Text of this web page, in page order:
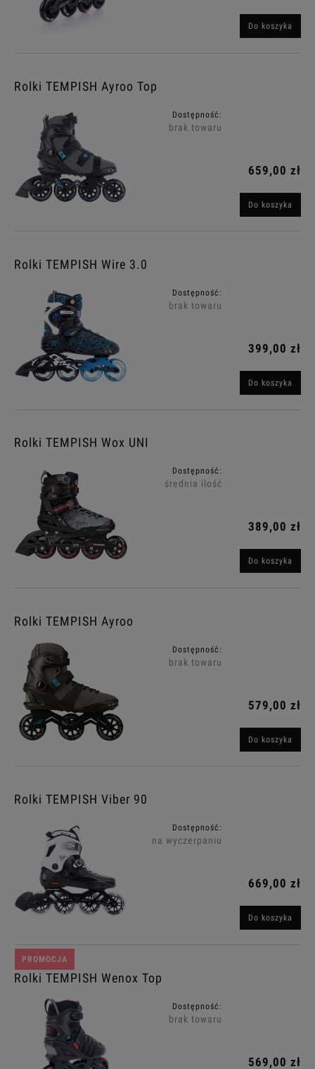
Do koszyka
Rolki TEMPISH Ayroo Top
Dostępność:
brak towaru
659,00 zł
Do koszyka
Rolki TEMPISH Wire 3.0
Dostępność:
brak towaru
399,00 zł
Do koszyka
Rolki TEMPISH Wox UNI
Dostępność:
średnia ilość
389,00 zł
Do koszyka
Rolki TEMPISH Ayroo
Dostępność:
brak towaru
579,00 zł
Do koszyka
Rolki TEMPISH Viber 90
Dostępność:
na wyczerpaniu
669,00 zł
Do koszyka
Rolki TEMPISH Wenox Top
Dostępność:
brak towaru
569,00 zł
PROMOCJA